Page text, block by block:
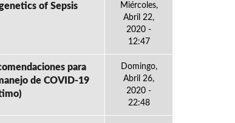
of Sepsis
Miércoles,
Abril 22,
2020 -
12:47
para
de COVID-19
Domingo,
Abril 26,
2020 -
22:48